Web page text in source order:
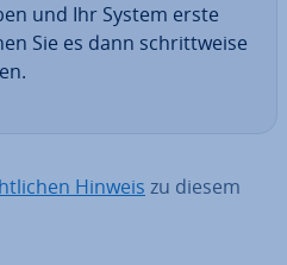
und Ihr System erste
Sie es dann schritt­wei­se
Hinweis zu diesem